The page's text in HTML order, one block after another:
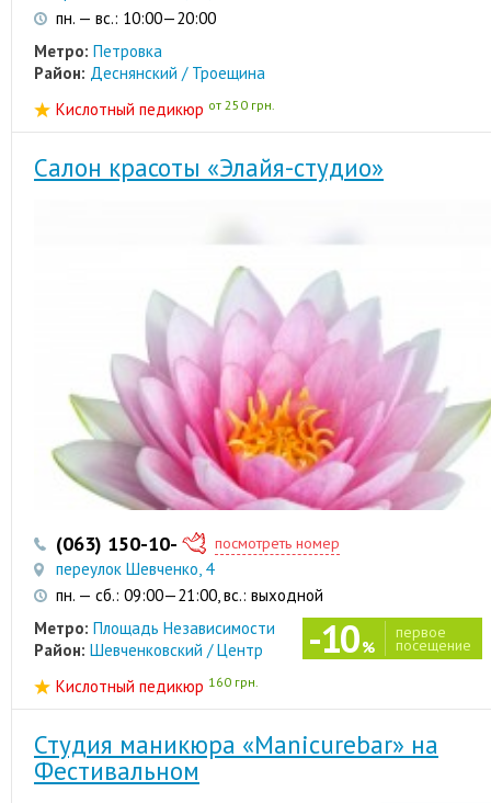
пн. — вс.: 10:00—20:00
Метро: Петровка
Район: Деснянский / Троещина
Кислотный педикюр от 250 грн.
Салон красоты «Элайя-студио»
(063) 150-10-17 посмотреть номер
переулок Шевченко, 4
пн. — сб.: 09:00—21:00, вс.: выходной
Метро: Площадь Независимости
Район: Шевченковский / Центр -10%
первое
посещение
Кислотный педикюр 160 грн.
Студия маникюра «Manicurebar» на
Фестивальном